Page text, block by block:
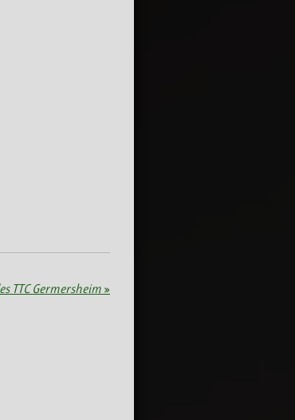
TTC Germersheim »